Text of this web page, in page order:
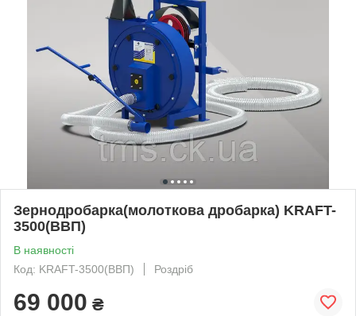
Зернодробарка(молоткова дробарка) KRAFT-
3500(ВВП)
В наявності
Код: KRAFT-3500(ВВП)
Роздріб
69 000 ₴